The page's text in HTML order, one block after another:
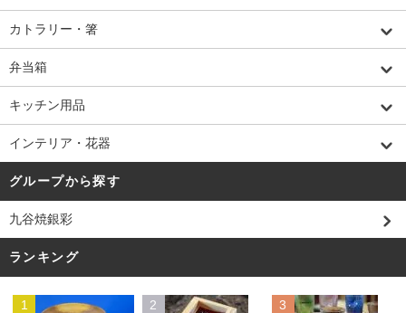
カトラリー・箸
弁当箱
キッチン用品
インテリア・花器
グループから探す
九谷焼銀彩
ランキング
1 2 3